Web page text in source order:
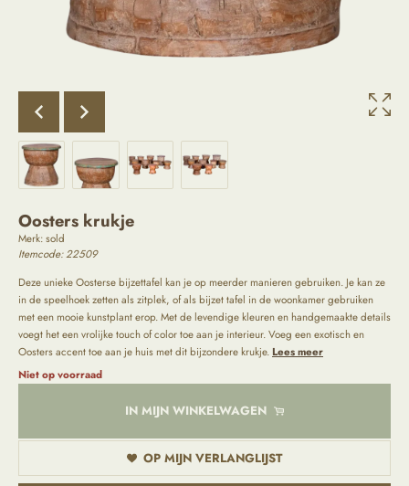
Oosters krukje
Merk:sold
Itemcode: 22509
Deze unieke Oosterse bijzettafel kan je op meerder manieren gebruiken. Je kan ze
in de speelhoek zetten als zitplek, of als bijzet tafel in de woonkamer gebruiken
met een mooie kunstplant erop. Met de levendige kleuren en handgemaakte details
voegt het een vrolijke touch of color toe aan je interieur. Voeg een exotisch en
Oosters accent toe aan je huis met dit bijzondere krukje.Lees meer
Niet op voorraad
IN MIJN WINKELWAGEN
OP MIJN VERLANGLIJST